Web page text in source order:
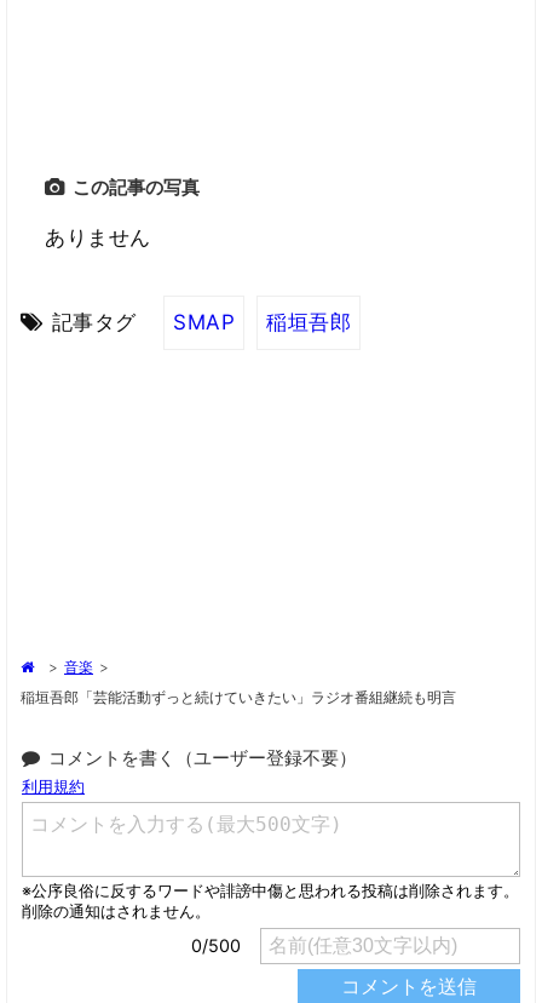
この記事の写真
ありません
記事タグ SMAP 稲垣吾郎
> 音楽 >
稲垣吾郎「芸能活動ずっと続けていきたい」ラジオ番組継続も明言
コメントを書く（ユーザー登録不要）